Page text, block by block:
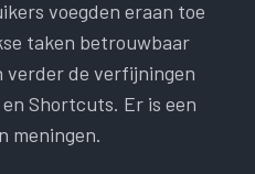
voegden eraan toe
taken betrouwbaar
verder de verfijningen
Shortcuts. Er is een
meningen.